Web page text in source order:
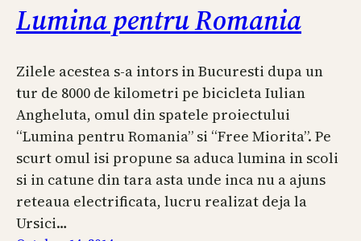
Lumina pentru Romania
Zilele acestea s-a intors in Bucuresti dupa un
tur de 8000 de kilometri pe bicicleta Iulian
Angheluta, omul din spatele proiectului
“Lumina pentru Romania” si “Free Miorita”. Pe
scurt omul isi propune sa aduca lumina in scoli
si in catune din tara asta unde inca nu a ajuns
reteaua electrificata, lucru realizat deja la
Ursici…